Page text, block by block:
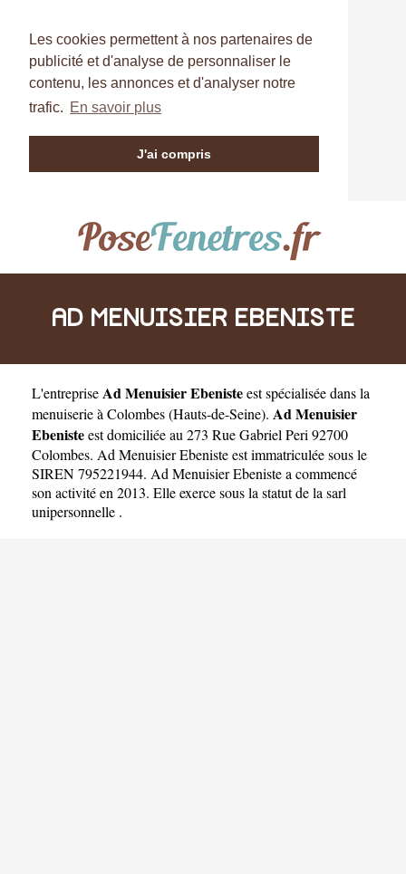
Les cookies permettent à nos partenaires de
publicité et d'analyse de personnaliser le
contenu, les annonces et d'analyser notre
trafic. En savoir plus
J'ai compris
AD MENUISIER EBENISTE
L'entrepriseAd Menuisier Ebenisteestspécialisée dans la
menuiserie à Colombes(Hauts-de-Seine). Ad Menuisier
Ebenisteest domiciliée au 273 Rue Gabriel Peri 92700
Colombes. Ad Menuisier Ebeniste est immatriculée sous le
SIREN 795221944. Ad Menuisier Ebeniste a commencé
son activité en 2013. Elle exerce sous la statut de la sarl
unipersonnelle .